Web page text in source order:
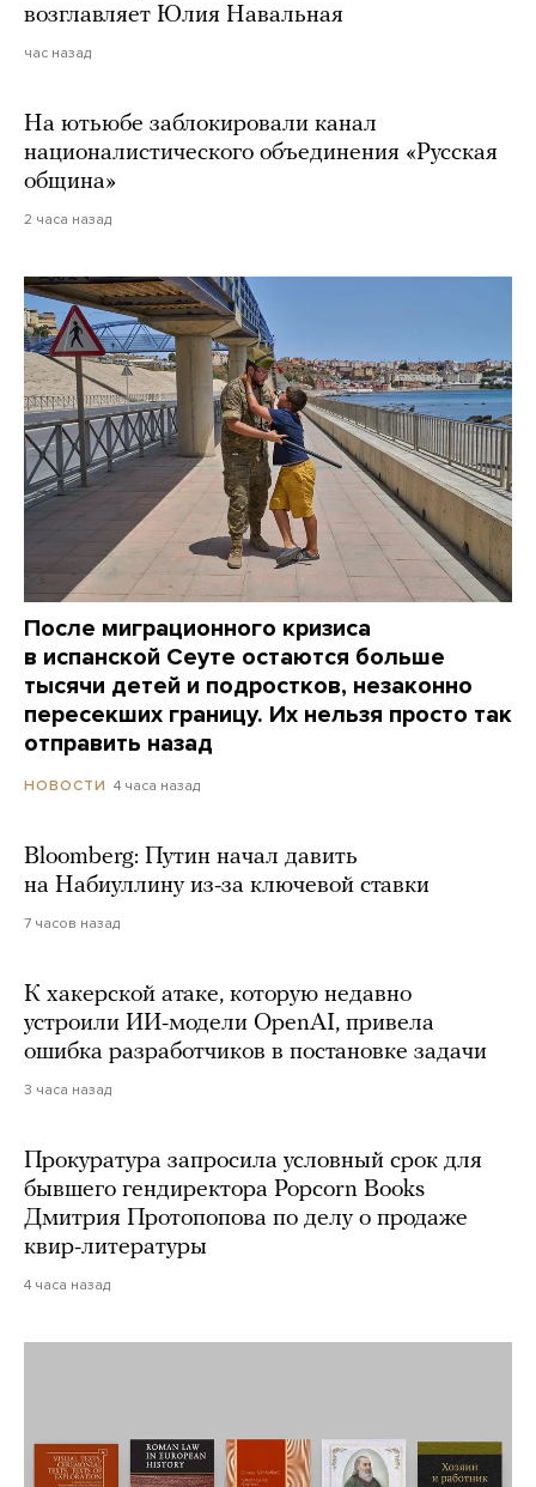
возглавляет Юлия Навальная
час назад
На ютьюбе заблокировали канал
националистического объединения «Русская
община»
2 часа назад
После миграционного кризиса
в испанской Сеуте остаются больше
тысячи детей и подростков, незаконно
пересекших границу. Их нельзя просто так
отправить назад
НОВОСТИ 4 часа назад
Bloomberg: Путин начал давить
на Набиуллину из-за ключевой ставки
7 часов назад
К хакерской атаке, которую недавно
устроили ИИ-модели OpenAI, привела
ошибка разработчиков в постановке задачи
3 часа назад
Прокуратура запросила условный срок для
бывшего гендиректора Popcorn Books
Дмитрия Протопопова по делу о продаже
квир-литературы
4 часа назад